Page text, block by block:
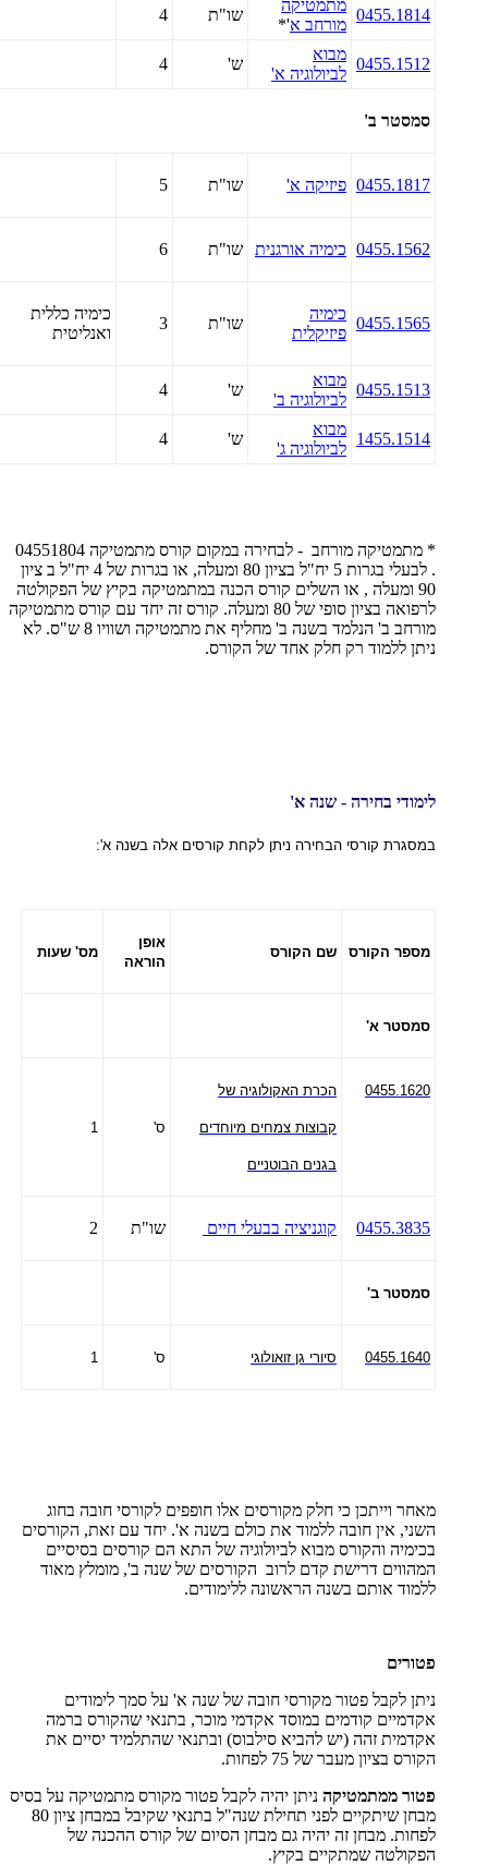
4 שו"ת
מתמטיקה
מורחב א'*
0455.1814
4 ש'
מבוא
לביולוגיה א'
0455.1512
סמסטר ב'
5 שו"ת פיזיקה א' 0455.1817
6 שו"ת כימיה אורגנית 0455.1562
כימיה כללית
ואנליטית
3 שו"ת
כימיה
פיזיקלית
0455.1565
4 ש'
מבוא
לביולוגיה ב'
0455.1513
4 ש'
מבוא
לביולוגיה ג'
1455.1514
* מתמטיקה מורחב - לבחירה במקום קורס מתמטיקה 04551804
. לבעלי בגרות 5 יח"ל בציון 80 ומעלה, או בגרות של 4 יח"ל ב ציון
90 ומעלה , או השלים קורס הכנה במתמטיקה בקיץ של הפקולטה
לרפואה בציון סופי של 80 ומעלה. קורס זה יחד עם קורס מתמטיקה
מורחב ב' הנלמד בשנה ב' מחליף את מתמטיקה ושוויו 8 ש"ס. לא
ניתן ללמוד רק חלק אחד של הקורס.
לימודי בחירה - שנה א'
במסגרת קורסי הבחירה ניתן לקחת קורסים אלה בשנה א':
מס' שעות
אופן
הוראה
שם הקורס מספר הקורס
סמסטר א'
1 ס'
הכרת האקולוגיה של
קבוצות צמחים מיוחדים
בגנים הבוטניים
0455.1620
2 שו"ת קוגניציה בבעלי חיים 0455.3835
סמסטר ב'
1 ס' סיורי גן זואולוגי 0455.1640
מאחר וייתכן כי חלק מקורסים אלו חופפים לקורסי חובה בחוג
השני, אין חובה ללמוד את כולם בשנה א'. יחד עם זאת, הקורסים
בכימיה והקורס מבוא לביולוגיה של התא הם קורסים בסיסיים
המהווים דרישת קדם לרוב הקורסים של שנה ב', מומלץ מאוד
ללמוד אותם בשנה הראשונה ללימודים.
פטורים
ניתן לקבל פטור מקורסי חובה של שנה א' על סמך לימודים
אקדמיים קודמים במוסד אקדמי מוכר, בתנאי שהקורס ברמה
אקדמית זהה (יש להביא סילבוס) ובתנאי שהתלמיד יסיים את
הקורס בציון מעבר של 75 לפחות.
פטור ממתמטיקה ניתן יהיה לקבל פטור מקורס מתמטיקה על בסיס
מבחן שיתקיים לפני תחילת שנה"ל בתנאי שקיבל במבחן ציון 80
לפחות. מבחן זה יהיה גם מבחן הסיום של קורס ההכנה של
הפקולטה שמתקיים בקיץ.